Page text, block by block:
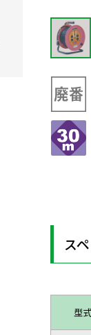
ス
型式